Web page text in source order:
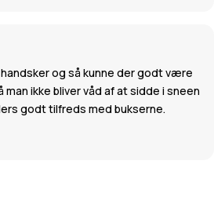
og så kunne der godt være
ikke bliver våd af at sidde i sneen
godt tilfreds med bukserne.